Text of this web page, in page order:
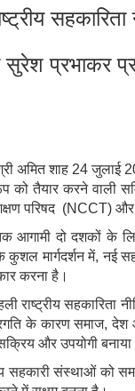
सुरेश प्रभाकर
अमित शाह 24
को तैयार करने वाली
परिषद (NCCT)
आगामी दो दशकों के
कुशल मार्गदर्शन में, नई
करना है।
राष्ट्रीय सहकारिता
के कारण समाज, देश
और उपयोगी
सहकारी संस्थाओं